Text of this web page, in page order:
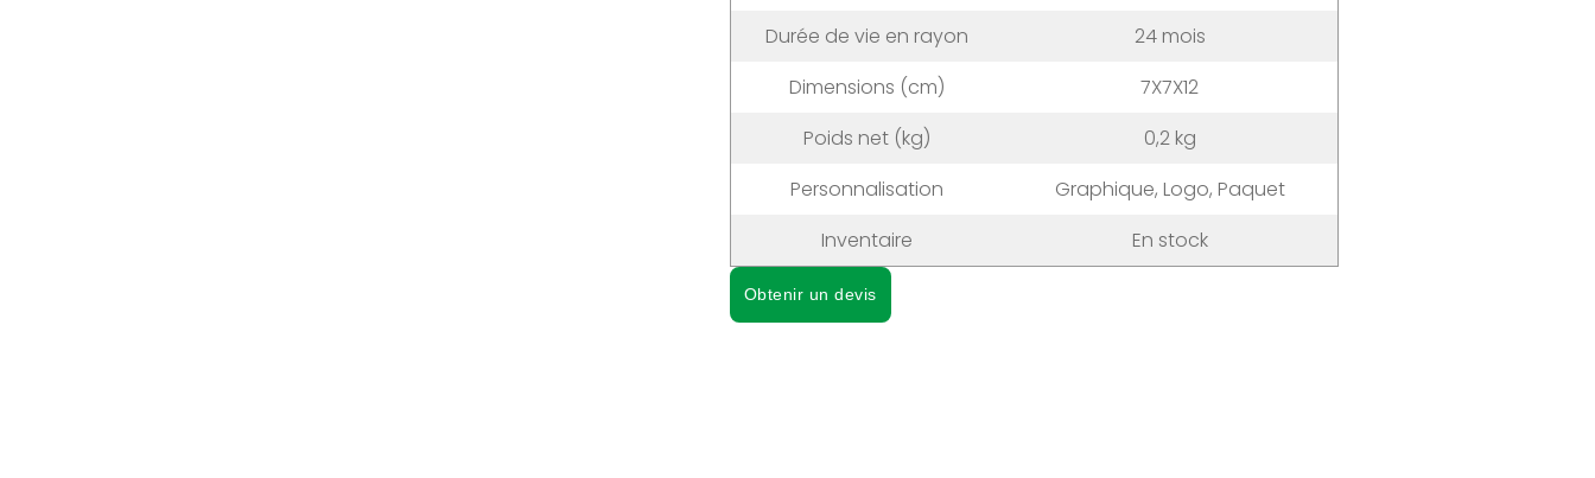
Durée de vie en rayon
24 mois
Dimensions (cm)
7X7X12
Poids net (kg)
0,2 kg
Personnalisation
Graphique, Logo, Paquet
Inventaire
En stock
Obtenir un devis